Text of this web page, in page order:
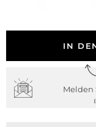
IN
Melden